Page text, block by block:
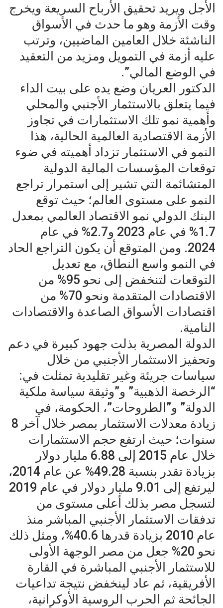
الأجل ويريد تحقيق الأرباح السريعة ويخرج
وقت الأزمة وهو ما حدث في الأسواق
الناشئة خلال العامين الماضيين، وترتب
عليه أزمة في التمويل ومزيد من التعقيد
في الوضع المالي”.
الدكتور العريان وضع يده على بيت الداء
فيما يتعلق بالاستثمار الأجنبي والمحلي
وأهمية نمو تلك الاستثمارات في تجاوز
الأزمة الاقتصادية العالمية الحالية، هذا
النمو في الاستثمار تزداد أهميته في ضوء
توقعات المؤسسات المالية الدولية
المتشائمة التي تشير إلى استمرار تراجع
النمو على مستوى العالم؛ حيث توقع
البنك الدولي نمو الاقتصاد العالمي بمعدل
1.7% في عام 2023 و2.7% في عام
2024. ومن المتوقع أن يكون التراجع الحاد
في النمو واسع النطاق، مع تعديل
التوقعات لتنخفض إلى نحو 95% من
الاقتصادات المتقدمة ونحو 70% من
اقتصادات الأسواق الصاعدة والاقتصادات
النامية.
الدولة المصرية بذلت جهود كبيرة في دعم
وتحفيز الاستثمار الأجنبي من خلال
سياسات جريئة وغير تقليدية تمثلت في:
“الرخصة الذهبية” و”وثيقة سياسة ملكية
الدولة” و”الطروحات”، الحكومة، في
زيادة معدلات الاستثمار بمصر خلال آخر 8
سنوات؛ حيث ارتفع حجم الاستثمارات
خلال عام 2015 إلى 6.88 مليار دولار
بزيادة تقدر بنسبة 49.28% عن عام 2014،
ليرتفع إلى 9.01 مليار دولار في عام 2019
لتسجل مصر بذلك أعلى مستوى من
تدفقات الاستثمار الأجنبي المباشر منذ
عام 2010 بزيادة قدرها 40.6%، ومثل ذلك
نحو 20% جعل من مصر الوجهة الأولى
للاستثمار الأجنبي المباشرة في القارة
الأفريقية، ثم عاد لينخفض نتيجة تداعيات
الجائحة ثم الحرب الروسية الأوكرانية،